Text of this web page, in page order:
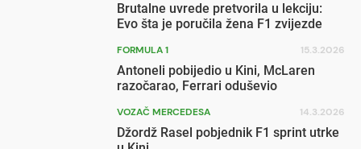
Brutalne uvrede pretvorila u lekciju:
Evo šta je poručila žena F1 zvijezde
FORMULA 1 15.3.2026
Antoneli pobijedio u Kini, McLaren
razočarao, Ferrari oduševio
VOZAČ MERCEDESA 14.3.2026
Džordž Rasel pobjednik F1 sprint utrke